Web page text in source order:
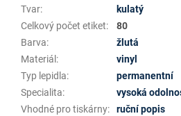
Tvar:
kulatý
Celkový počet etiket:
80
Barva:
žlutá
Materiál :
vinyl
Typ lepidla:
permanentní
Specialita:
vysoká
Vhodné pro tiskárny:
ruční popis